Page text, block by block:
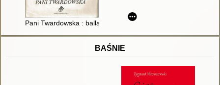
Pani Twardowska : ballada
BAŚNIE